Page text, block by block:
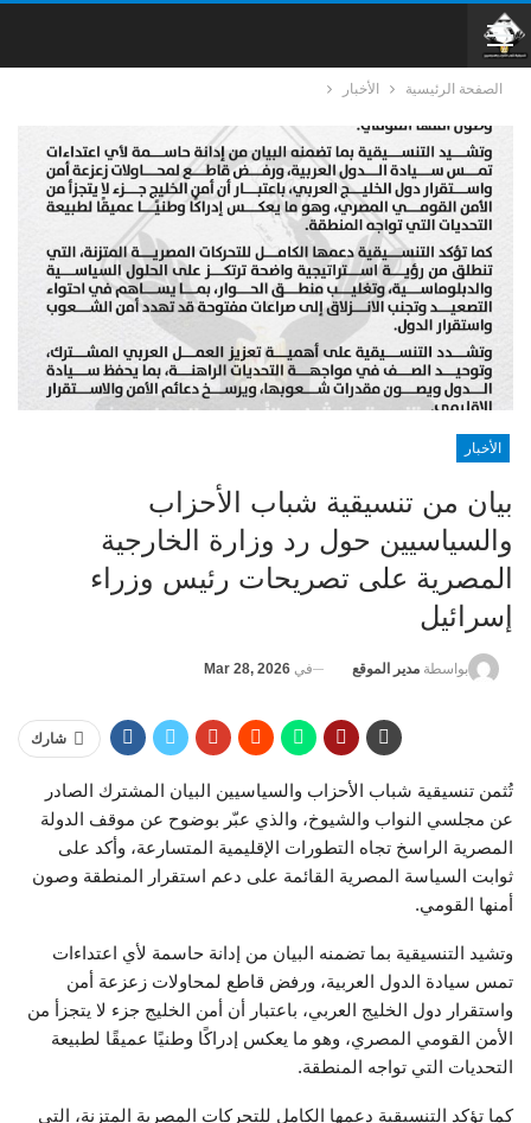
الصفحة الرئيسية الأخبار
الأخبار
بيان من تنسيقية شباب الأحزاب
والسياسيين حول رد وزارة الخارجية
المصرية على تصريحات رئيس وزراء
إسرائيل
بواسطة مدير الموقع في Mar 28, 2026
شارك
تُثمن تنسيقية شباب الأحزاب والسياسيين البيان المشترك الصادر
عن مجلسي النواب والشيوخ، والذي عبّر بوضوح عن موقف الدولة
المصرية الراسخ تجاه التطورات الإقليمية المتسارعة، وأكد على
ثوابت السياسة المصرية القائمة على دعم استقرار المنطقة وصون
أمنها القومي.
وتشيد التنسيقية بما تضمنه البيان من إدانة حاسمة لأي اعتداءات
تمس سيادة الدول العربية، ورفض قاطع لمحاولات زعزعة أمن
واستقرار دول الخليج العربي، باعتبار أن أمن الخليج جزء لا يتجزأ من
الأمن القومي المصري، وهو ما يعكس إدراكًا وطنيًا عميقًا لطبيعة
التحديات التي تواجه المنطقة.
كما تؤكد التنسيقية دعمها الكامل للتحركات المصرية المتزنة، التي